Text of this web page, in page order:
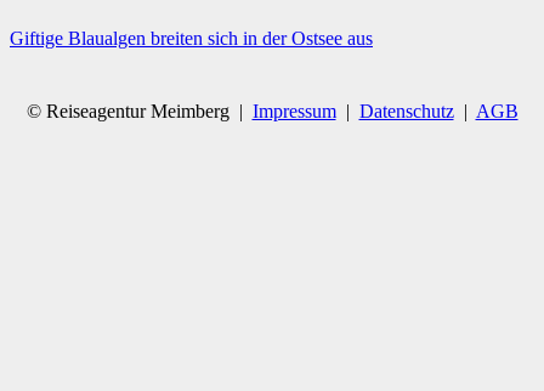
Giftige Blaualgen breiten sich in der Ostsee aus
© Reiseagentur Meimberg | Impressum| Datenschutz| AGB